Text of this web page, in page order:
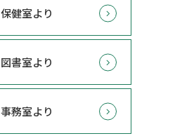
保健室より
図書室より
事務室より